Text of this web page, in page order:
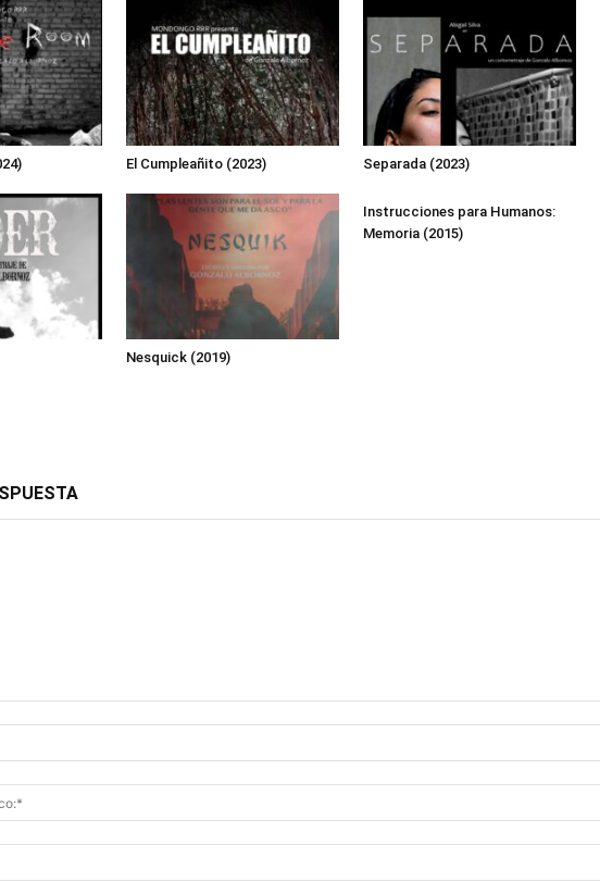
El Cumpleañito (2023) Separada (2023)
Nesquick (2019)
Instrucciones para Humanos:
Memoria (2015)